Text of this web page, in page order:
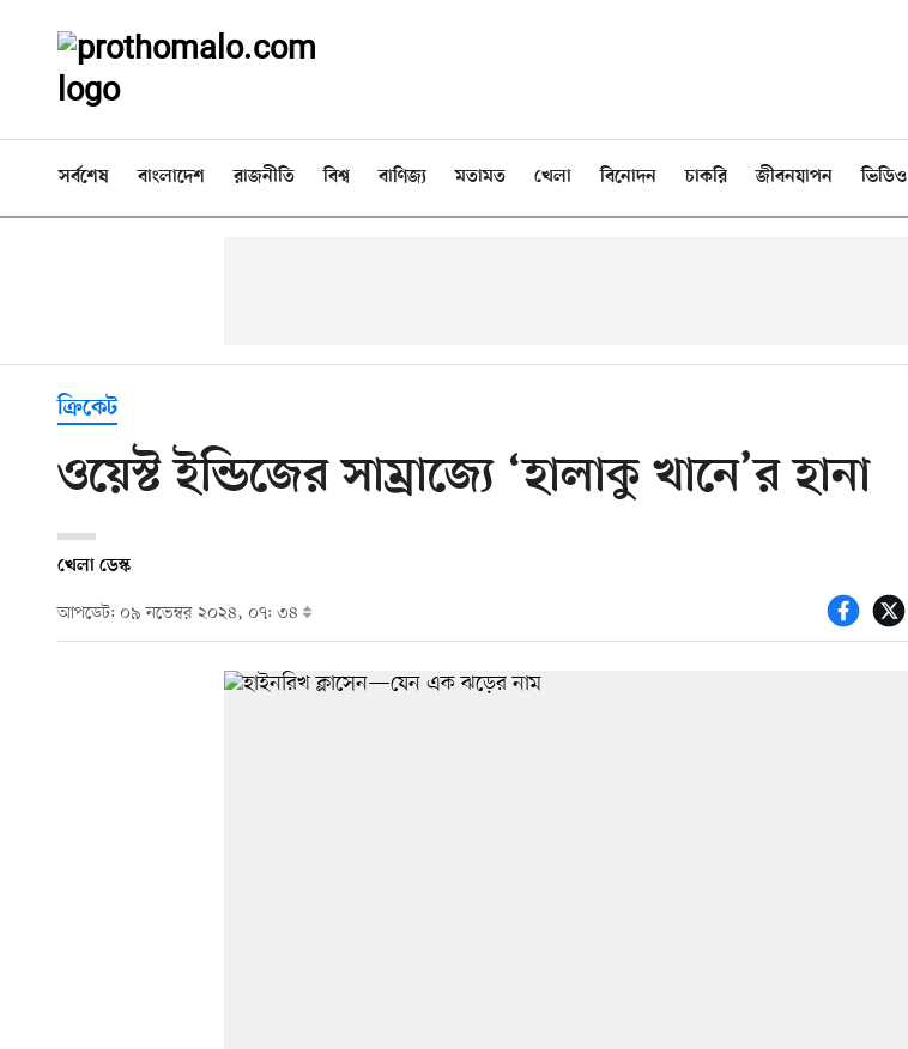
সর্বশেষ বাংলাদেশ রাজনীতি বিশ্ব বাণিজ্য মতামত খেলা বিনোদন চাকরি জীবনযাপন ভিডিও
ক্রিকেট
ওয়েস্ট ইন্ডিজের সাম্রাজ্যে ‘হালাকু খানে’র হানা
খেলা ডেস্ক
আপডেট: ০৯ নভেম্বর ২০২৪, ০৭: ৩৪